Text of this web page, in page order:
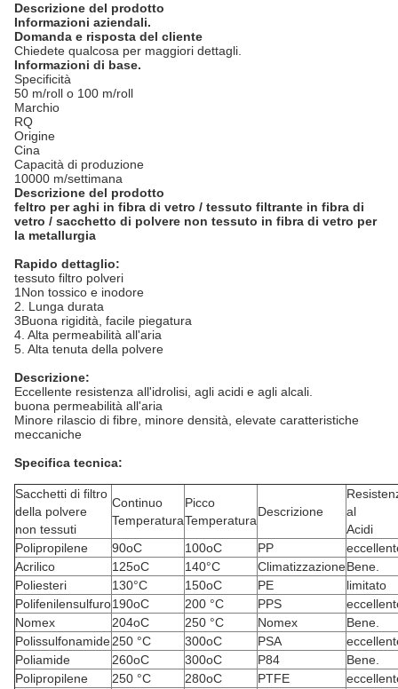
Descrizione del prodotto
Informazioni aziendali.
Domanda e risposta del cliente
Chiedete qualcosa per maggiori dettagli.
Informazioni di base.
Specificità
50 m/roll o 100 m/roll
Marchio
RQ
Origine
Cina
Capacità di produzione
10000 m/settimana
Descrizione del prodotto
feltro per aghi in fibra di vetro / tessuto filtrante in fibra di
vetro / sacchetto di polvere non tessuto in fibra di vetro per
la metallurgia
Rapido dettaglio:
tessuto filtro polveri
1Non tossico e inodore
2. Lunga durata
3Buona rigidità, facile piegatura
4. Alta permeabilità all'aria
5. Alta tenuta della polvere
Descrizione:
Eccellente resistenza all'idrolisi, agli acidi e agli alcali.
buona permeabilità all'aria
Minore rilascio di fibre, minore densità, elevate caratteristiche
meccaniche
Specifica tecnica:
Sacchetti di filtro
della polvere
non tessuti
Continuo
Temperatura
Picco
Temperatura
Descrizione
al
Acidi
Polipropilene
90oC 100oC PP
Acrilico
125oC 140°C ClimatizzazioneBene.
Poliesteri
130°C 150oC PE
limitato
Polifenilensulfuro190oC 200 °C PPS
Nomex
204oC 250 °C Nomex
Bene.
Polissulfonamide250 °C 300oC PSA
Poliamide
260oC 300oC P84
Bene.
Polipropilene
250 °C 280oC PTFE